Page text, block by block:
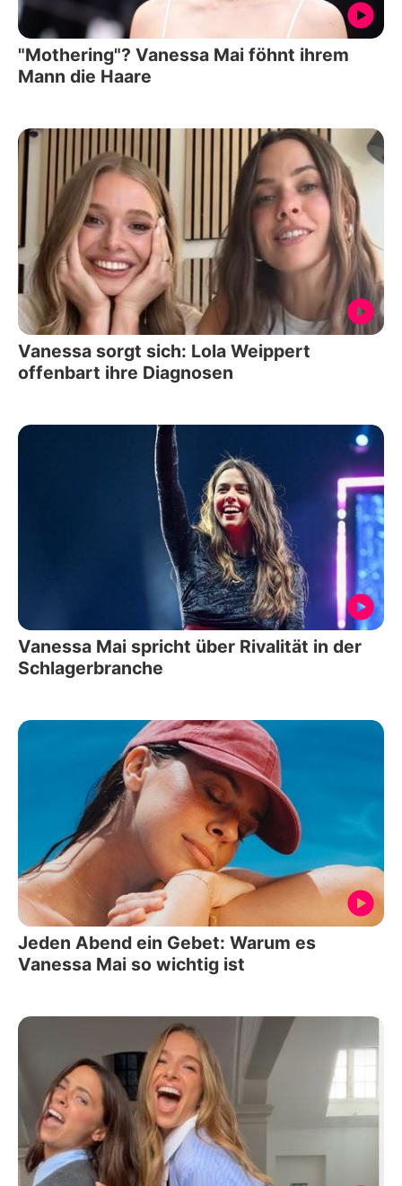
"Mothering"? Vanessa Mai föhnt ihrem
Mann die Haare
Vanessa sorgt sich: Lola Weippert
offenbart ihre Diagnosen
Vanessa Mai spricht über Rivalität in der
Schlagerbranche
Jeden Abend ein Gebet: Warum es
Vanessa Mai so wichtig ist